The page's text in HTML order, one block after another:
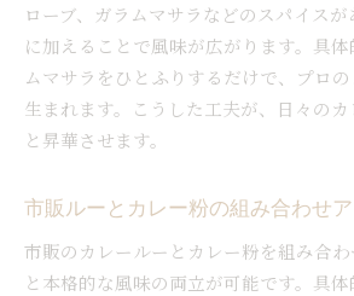
ローブ、ガラムマサラなどのスパイス
に加えることで風味が広がります。具
ムマサラをひとふりするだけで、プロ
生まれます。こうした工夫が、日々の
と昇華させます。
市販ルーとカレー粉の組み合わせ
市販のカレールーとカレー粉を組み合
と本格的な風味の両立が可能です。具体